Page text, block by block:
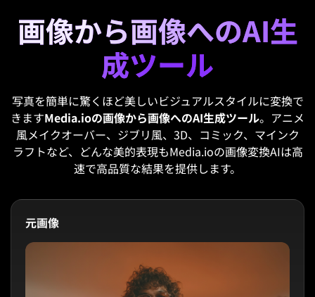
画像から画像へのAI生
成ツール
写真を簡単に驚くほど美しいビジュアルスタイルに変換で
きますMedia.ioの画像から画像へのAI生成ツール。アニメ
風メイクオーバー、ジブリ風、3D、コミック、マインク
ラフトなど、どんな美的表現もMedia.ioの画像変換AIは高
速で高品質な結果を提供します。
元画像